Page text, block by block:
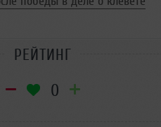
РЕЙТИНГ
0